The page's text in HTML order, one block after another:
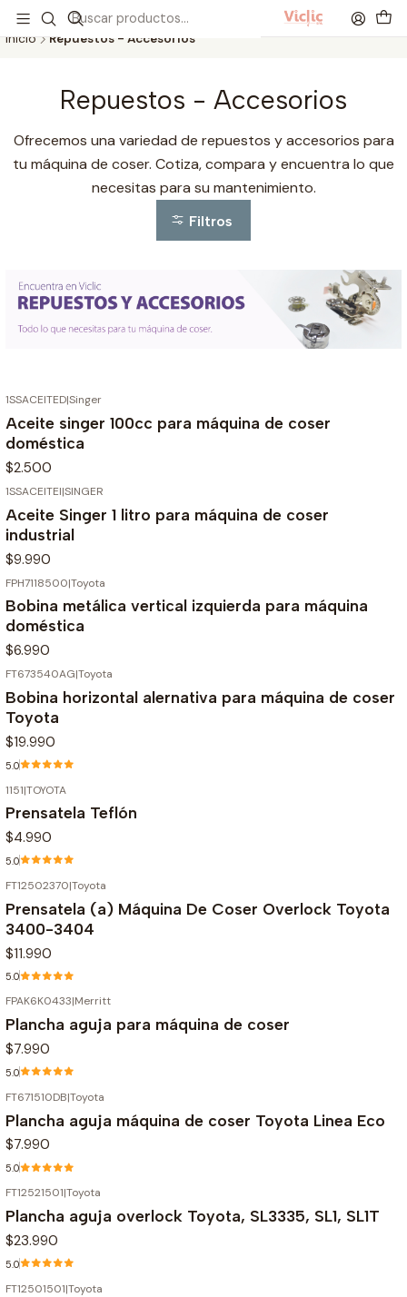
Este es el texto del slide
Leer más
Inicio
Repuestos - Accesorios
Repuestos - Accesorios
Ofrecemos una variedad de repuestos y accesorios para
tu máquina de coser. Cotiza, compara y encuentra lo que
necesitas para su mantenimiento.
Filtros
1SSACEITED|Singer
Aceite singer 100cc para máquina de coser
doméstica
$2.500
1SSACEITEI|SINGER
Aceite Singer 1 litro para máquina de coser
industrial
$9.990
FPH7118500|Toyota
Bobina metálica vertical izquierda para máquina
doméstica
$6.990
Agotado
FT673540AG|Toyota
Bobina horizontal alernativa para máquina de coser
Toyota
$19.990
5.0
1151|TOYOTA
Prensatela Teflón
$4.990
5.0
FT12502370|Toyota
Prensatela (a) Máquina De Coser Overlock Toyota
3400-3404
$11.990
5.0
FPAK6K0433|Merritt
Plancha aguja para máquina de coser
$7.990
5.0
FT671510DB|Toyota
Plancha aguja máquina de coser Toyota Linea Eco
$7.990
5.0
FT12521501|Toyota
Plancha aguja overlock Toyota, SL3335, SL1, SL1T
$23.990
5.0
FT12501501|Toyota